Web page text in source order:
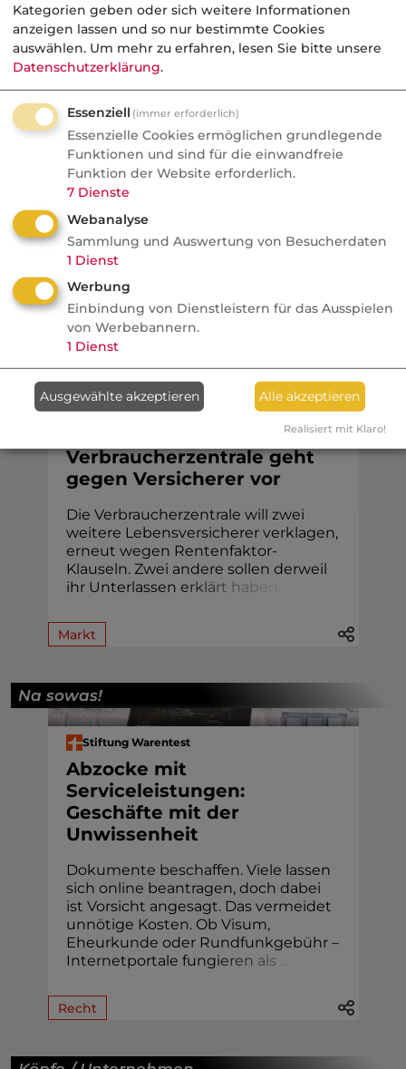
Politik
Nachrichten
"Das Außensteuergesetz ist
einzig und allein da, um dich
zu bestrafen"
Dreistelliger Millionenbescheid aus Liebe:
Steuerexperte Philip Nürnberg über
Wegzug, Flickschusterei und die Grenzen
der KI. Im Podcast For Professional
Investors Only mit Christoph Fröhlich.
procontra
Verbraucherzentrale geht
gegen Versicherer vor
Die Verbraucherzentrale will zwei
weitere Lebensversicherer verklagen,
erneut wegen Rentenfaktor-
Klauseln. Zwei andere sollen derweil
ihr Unterlassen erklärt habe
Markt
Na sowas!
Stiftung Warentest
Abzocke mit
Serviceleistungen:
Geschäfte mit der
Unwissenheit
Dokumente beschaffen. Viele lassen
sich online beantragen, doch dabei
ist Vorsicht angesagt. Das vermeidet
unnötige Kosten. Ob Visum,
Eheur­kunde oder Rund­funk­gebühr –
Internetportale fungieren als
Recht
Kategorien geben oder sich weitere Informationen
anzeigen lassen und so nur bestimmte Cookies
auswählen. Um mehr zu erfahren, lesen Sie bitte unsere
Datenschutzerklärung.
Essenziell (immer erforderlich)
Essenzielle Cookies ermöglichen grundlegende
Funktionen und sind für die einwandfreie
Funktion der Website erforderlich.
7 Dienste
Webanalyse
Sammlung und Auswertung von Besucherdaten
1 Dienst
Werbung
Einbindung von Dienstleistern für das Ausspielen
von Werbebannern.
1 Dienst
Ausgewählte akzeptieren Alle akzeptieren
Realisiert mit Klaro!